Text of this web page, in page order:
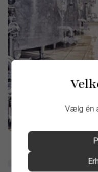
Vælg én